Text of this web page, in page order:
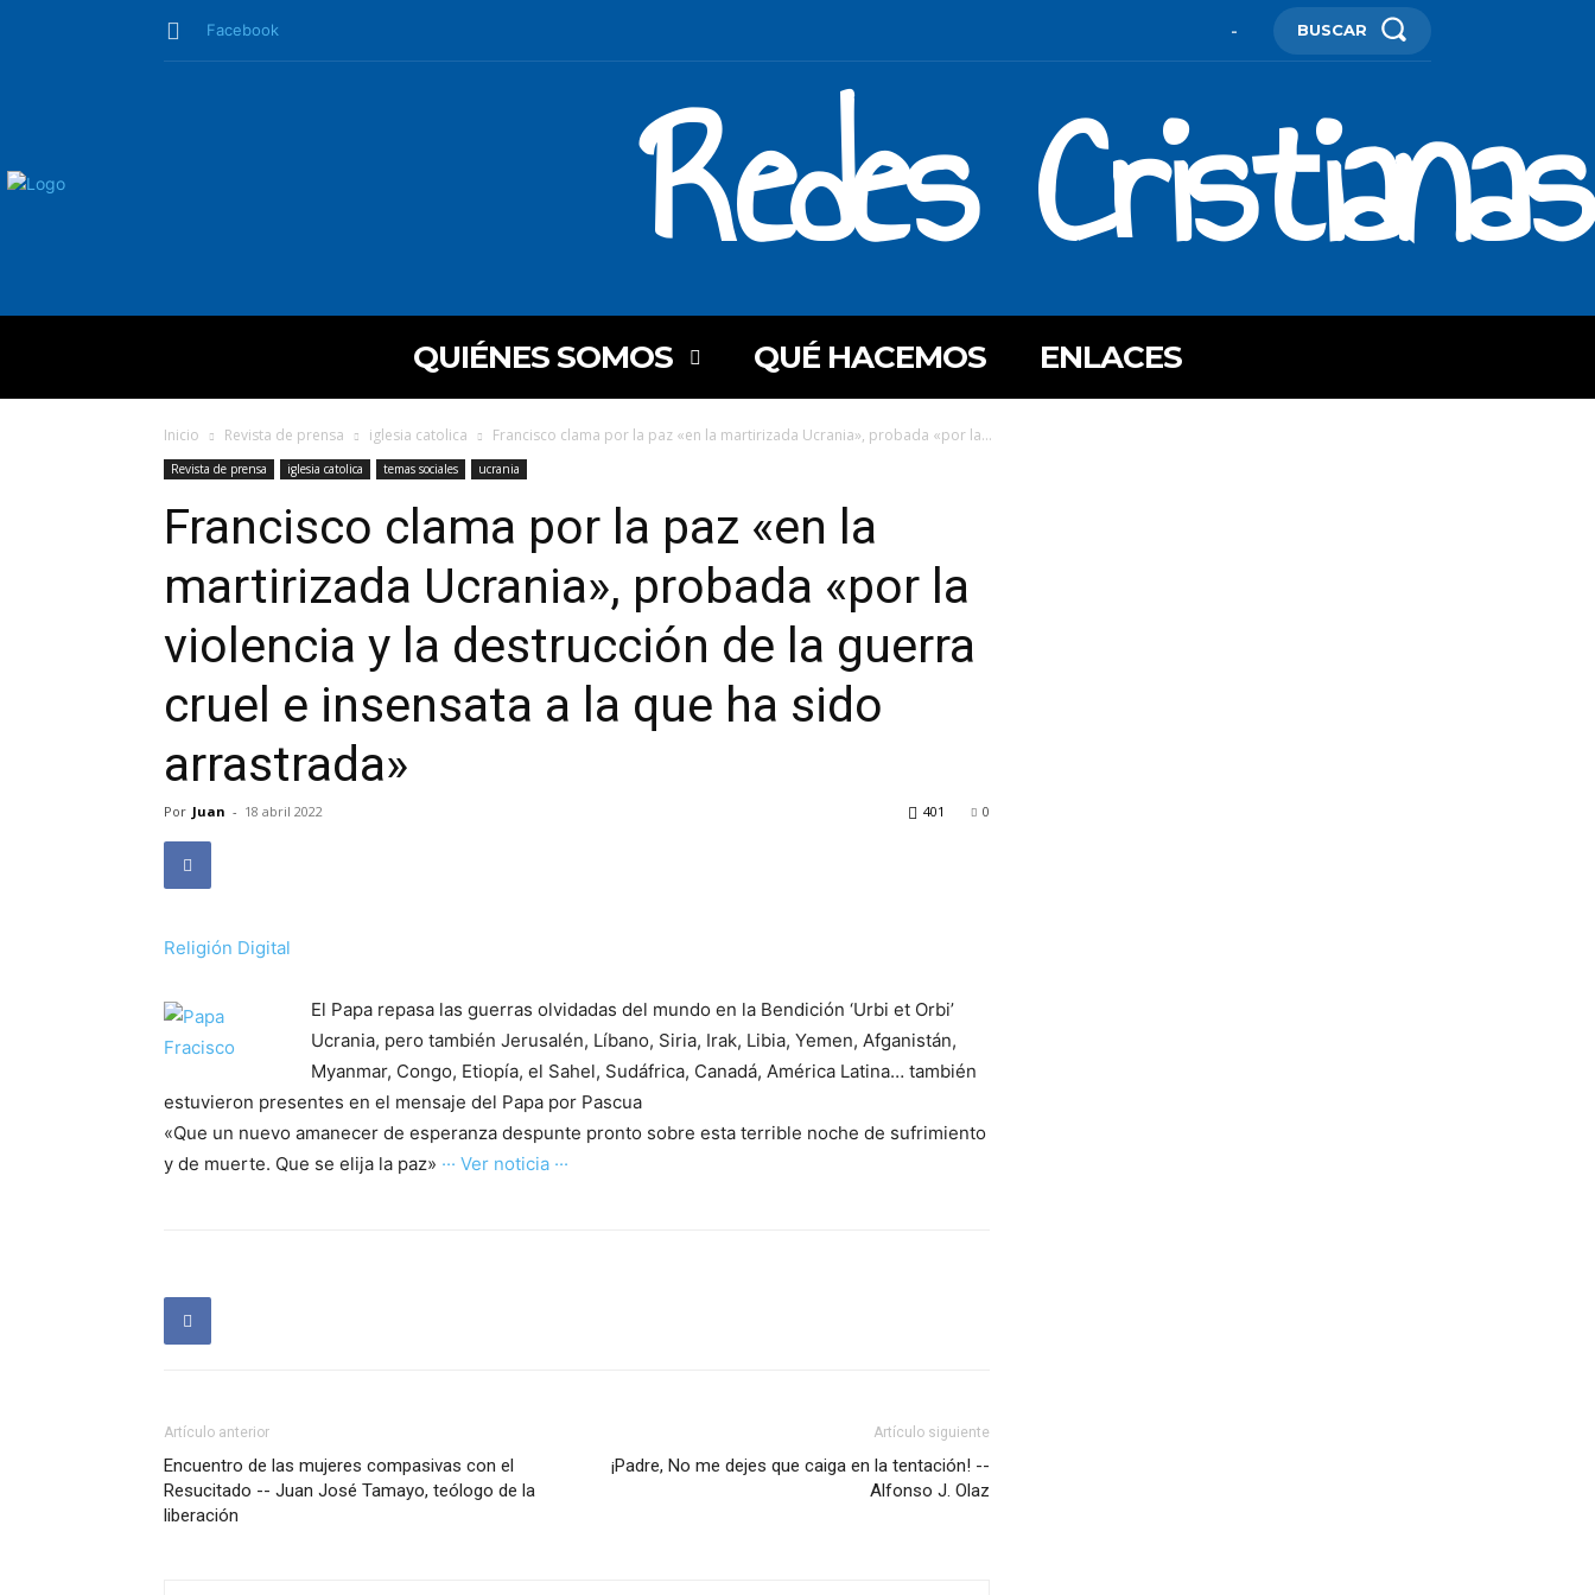
Facebook - BUSCAR
Redes Cristianas
QUIÉNES SOMOS QUÉ HACEMOS ENLACES
Inicio Revista de prensa iglesia catolica Francisco clama por la paz «en la martirizada Ucrania», probada «por la...
Revista de prensa iglesia catolica temas sociales ucrania
Francisco clama por la paz «en la
martirizada Ucrania», probada «por la
violencia y la destrucción de la guerra
cruel e insensata a la que ha sido
arrastrada»
Por Juan - 18 abril 2022 0
401
Religión Digital
El Papa repasa las guerras olvidadas del mundo en la Bendición ‘Urbi et Orbi’
Ucrania, pero también Jerusalén, Líbano, Siria, Irak, Libia, Yemen, Afganistán,
Myanmar, Congo, Etiopía, el Sahel, Sudáfrica, Canadá, América Latina… también
estuvieron presentes en el mensaje del Papa por Pascua
«Que un nuevo amanecer de esperanza despunte pronto sobre esta terrible noche de sufrimiento
y de muerte. Que se elija la paz» ··· Ver noticia ···
Artículo anterior
Encuentro de las mujeres compasivas con el
Resucitado -- Juan José Tamayo, teólogo de la
liberación
Artículo siguiente
¡Padre, No me dejes que caiga en la tentación! --
Alfonso J. Olaz